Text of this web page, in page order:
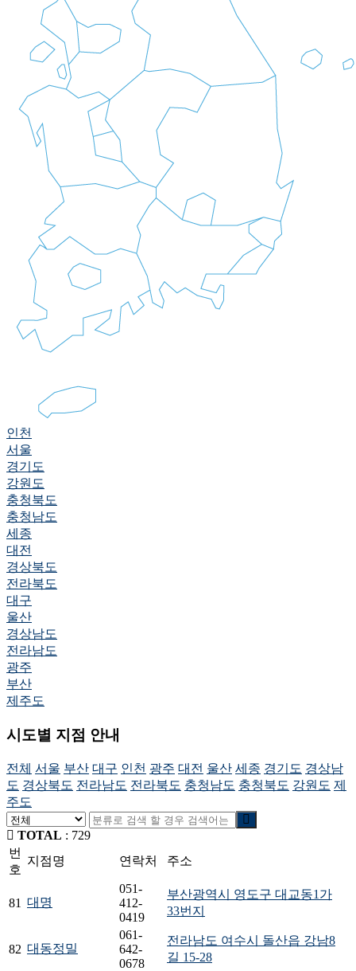
인천
서울
경기도
강원도
충청북도
충청남도
세종
대전
경상북도
전라북도
대구
울산
경상남도
전라남도
광주
부산
제주도
시도별 지점 안내
전체 서울 부산 대구 인천 광주 대전 울산 세종 경기도 경상남
도 경상북도 전라남도 전라북도 충청남도 충청북도 강원도 제
주도
TOTAL : 729
번
호
지점명 연락처 주소
81 대명
051-
412-
0419
부산광역시 영도구 대교동1가
33번지
82 대동정밀
061-
642-
0678
전라남도 여수시 돌산읍 강남8
길 15-28